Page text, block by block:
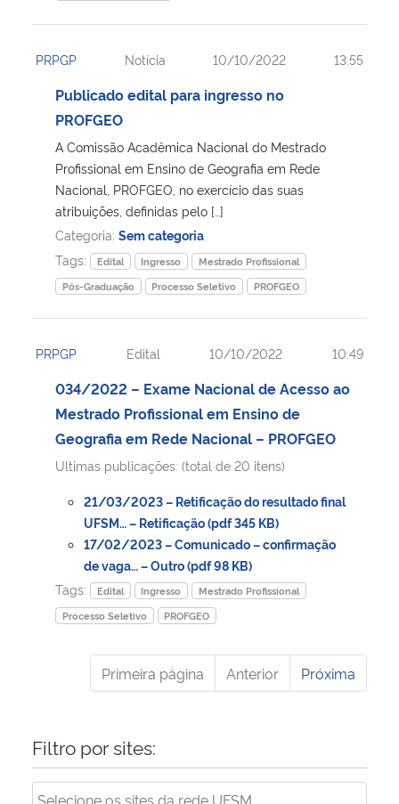
PRPGP Notícia 10/10/2022 13:55
Publicado edital para ingresso no
PROFGEO
A Comissão Acadêmica Nacional do Mestrado
Profissional em Ensino de Geografia em Rede
Nacional, PROFGEO, no exercício das suas
atribuições, definidas pelo […]
Categoria: Sem categoria
Tags:
Edital Ingresso
Mestrado Profissional
Pós-Graduação
Processo Seletivo PROFGEO
PRPGP Edital 10/10/2022 10:49
034/2022 – Exame Nacional de Acesso ao
Mestrado Profissional em Ensino de
Geografia em Rede Nacional – PROFGEO
Ultimas publicações: (total de 20 itens)
21/03/2023 – Retificação do resultado final
UFSM… – Retificação (pdf 345 KB)
17/02/2023 – Comunicado – confirmação
de vaga… – Outro (pdf 98 KB)
Tags:
Edital Ingresso
Mestrado Profissional
Processo Seletivo
PROFGEO
Primeira página Anterior Próxima
Filtro por sites: